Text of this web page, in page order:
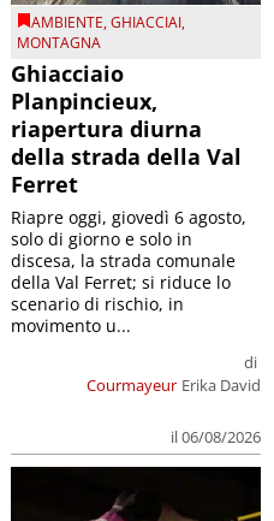
AMBIENTE,GHIACCIAI,
MONTAGNA
Ghiacciaio
Planpincieux,
riapertura diurna
della strada della Val
Ferret
Courmayeur
di
Erika David
il 06/08/2026
Riapre oggi, giovedì 6 agosto,
solo di giorno e solo in
discesa, la strada comunale
della Val Ferret; si riduce lo
scenario di rischio, in
movimento u...